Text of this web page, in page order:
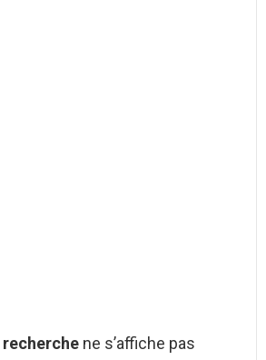
recherche ne s’affiche pas